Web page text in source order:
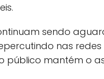
sendo
nas redes
público mantém o